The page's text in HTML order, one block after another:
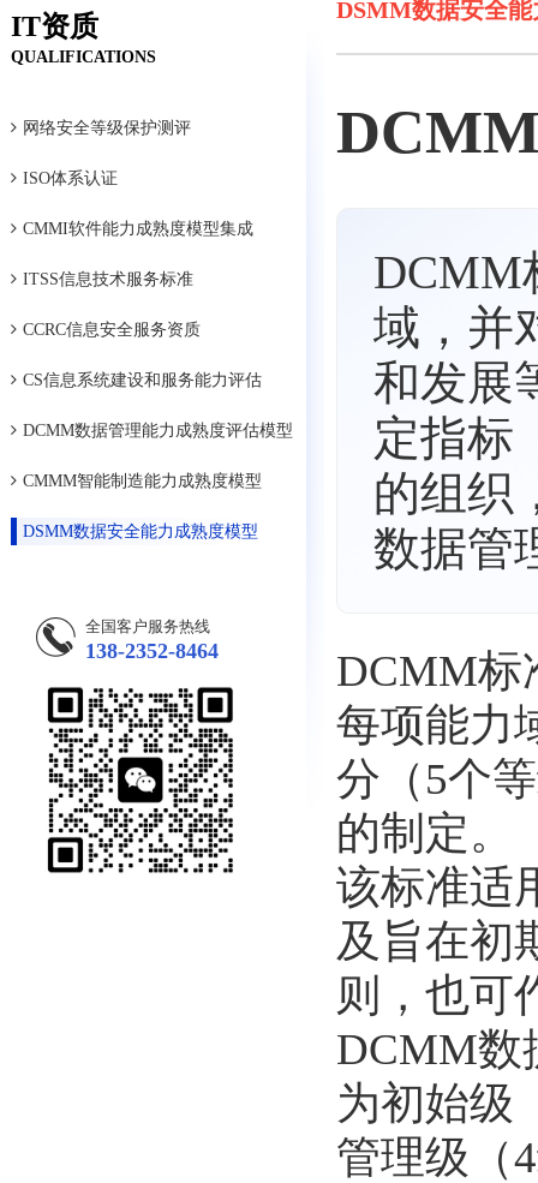
IT资质
QUALIFICATIONS
网络安全等级保护测评
ISO体系认证
CMMI软件能力成熟度模型集成
ITSS信息技术服务标准
CCRC信息安全服务资质
CS信息系统建设和服务能力评估
DCMM数据管理能力成熟度评估模型
CMMM智能制造能力成熟度模型
DSMM数据安全能力成熟度模型
全国客户服务热线
138-2352-8464
DSMM数据安全
DCMM
域，并
和发展
定指标
的组织
数据管
DCMM标
每项能力
分（5个
的制定。
该标准适
及旨在初
则，也可
DCMM数
为初始级
管理级（